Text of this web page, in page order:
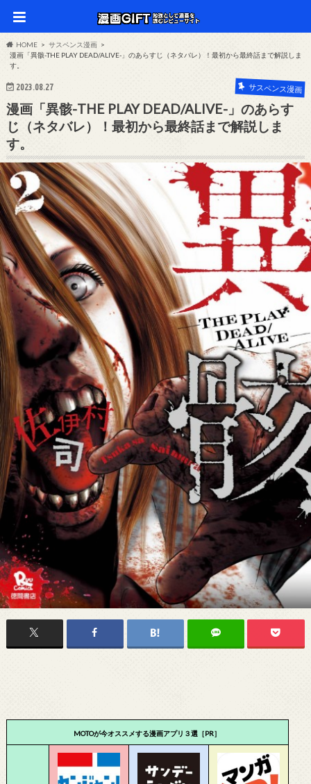
HOME
サスペンス漫画
漫画「異骸-THE PLAY DEAD/ALIVE-」のあらすじ（ネタバレ）！最初から最終話まで解説しま
す。
2023.08.27 サスペンス漫画
漫画「異骸-THE PLAY DEAD/ALIVE-」のあらす
じ（ネタバレ）！最初から最終話まで解説しま
す。
MOTOが今オススメする漫画アプリ３選［PR］